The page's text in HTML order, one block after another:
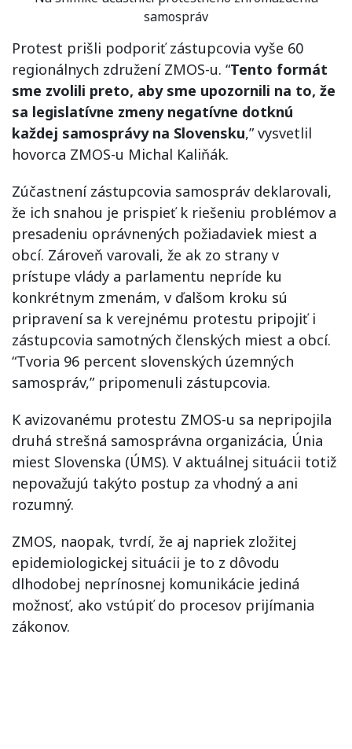
samospráv
Protest prišli podporiť zástupcovia vyše 60
regionálnych združení ZMOS-u. “Tento formát
sme zvolili preto, aby sme upozornili na to, že
sa legislatívne zmeny negatívne dotknú
každej samosprávy na Slovensku,” vysvetlil
hovorca ZMOS-u Michal Kaliňák.
Zúčastnení zástupcovia samospráv deklarovali,
že ich snahou je prispieť k riešeniu problémov a
presadeniu oprávnených požiadaviek miest a
obcí. Zároveň varovali, že ak zo strany v
prístupe vlády a parlamentu nepríde ku
konkrétnym zmenám, v ďalšom kroku sú
pripravení sa k verejnému protestu pripojiť i
zástupcovia samotných členských miest a obcí.
“Tvoria 96 percent slovenských územných
samospráv,” pripomenuli zástupcovia.
K avizovanému protestu ZMOS-u sa nepripojila
druhá strešná samosprávna organizácia, Únia
miest Slovenska (ÚMS). V aktuálnej situácii totiž
nepovažujú takýto postup za vhodný a ani
rozumný.
ZMOS, naopak, tvrdí, že aj napriek zložitej
epidemiologickej situácii je to z dôvodu
dlhodobej neprínosnej komunikácie jediná
možnosť, ako vstúpiť do procesov prijímania
zákonov.